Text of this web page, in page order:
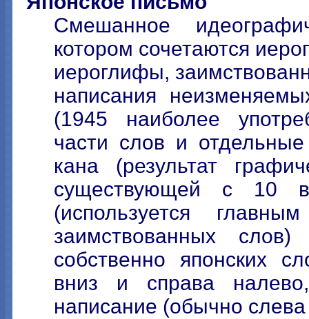
Смешанное
котором сочетаются
иероглифы,
написания
(1945 наиболее
части слов и
кана (результат
существующей с 10
(используется
заимствованных
собственно японских
вниз и справа налево,
написание (обычно